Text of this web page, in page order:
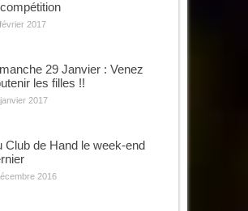
2017
29 Janvier : Venez
les filles !!
2017
Club de Hand le week-end
2016